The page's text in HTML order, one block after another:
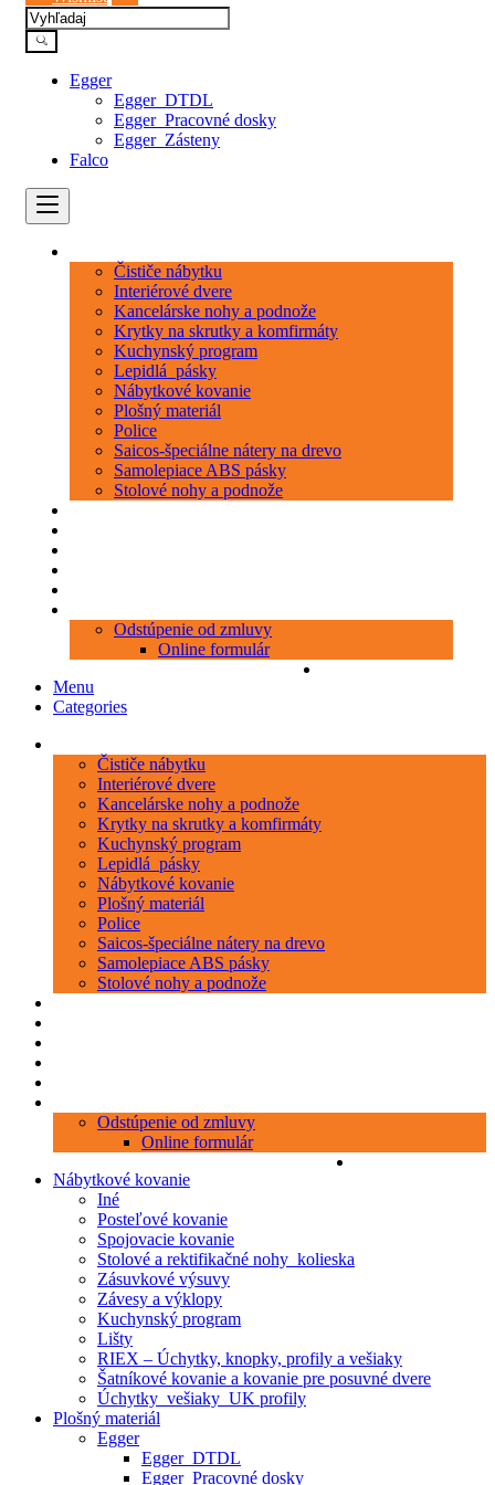
Egger
Egger_DTDL
Egger_Pracovné dosky
Egger_Zásteny
Falco
Čističe nábytku
Interiérové dvere
Kancelárske nohy a podnože
Krytky na skrutky a komfirmáty
Kuchynský program
Lepidlá_pásky
Nábytkové kovanie
Plošný materiál
Police
Saicos-špeciálne nátery na drevo
Samolepiace ABS pásky
Stolové nohy a podnože
Odstúpenie od zmluvy
Online formulár
Menu
Categories
Čističe nábytku
Interiérové dvere
Kancelárske nohy a podnože
Krytky na skrutky a komfirmáty
Kuchynský program
Lepidlá_pásky
Nábytkové kovanie
Plošný materiál
Police
Saicos-špeciálne nátery na drevo
Samolepiace ABS pásky
Stolové nohy a podnože
Odstúpenie od zmluvy
Online formulár
Nábytkové kovanie
Iné
Posteľové kovanie
Spojovacie kovanie
Stolové a rektifikačné nohy_kolieska
Zásuvkové výsuvy
Závesy a výklopy
Kuchynský program
Lišty
RIEX – Úchytky, knopky, profily a vešiaky
Šatníkové kovanie a kovanie pre posuvné dvere
Úchytky_vešiaky_UK profily
Plošný materiál
Egger
Egger_DTDL
Egger_Pracovné dosky